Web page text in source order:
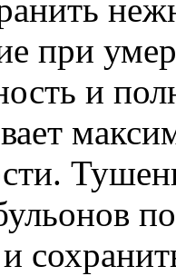
при
и